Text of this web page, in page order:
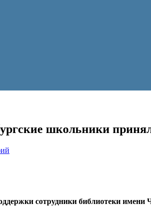
школьники
сотрудники библиотеки имени